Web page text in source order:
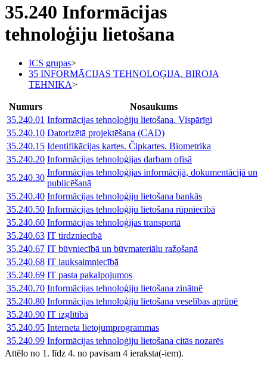
35.240 Informācijas
tehnoloģiju lietošana
ICS grupas>
35 INFORMĀCIJAS TEHNOLOĢIJA. BIROJA
TEHNIKA>
Numurs
Nosaukums
35.240.01 Informācijas tehnoloģiju lietošana. Vispārīgi
35.240.10 Datorizētā projektēšana (CAD)
35.240.15 Identifikācijas kartes. Čipkartes. Biometrika
35.240.20 Informācijas tehnoloģijas darbam ofisā
35.240.30
Informācijas tehnoloģijas informācijā, dokumentācijā un
publicēšanā
35.240.40 Informācijas tehnoloģiju lietošana bankās
35.240.50 Informācijas tehnoloģiju lietošana rūpniecībā
35.240.60 Informācijas tehnoloģijas transportā
35.240.63 IT tirdzniecībā
35.240.67 IT būvniecībā un būvmateriālu ražošanā
35.240.68 IT lauksaimniecībā
35.240.69 IT pasta pakalpojumos
35.240.70 Informācijas tehnoloģiju lietošana zinātnē
35.240.80 Informācijas tehnoloģiju lietošana veselības aprūpē
35.240.90 IT izglītībā
35.240.95 Interneta lietojumprogrammas
35.240.99 Informācijas tehnoloģiju lietošana citās nozarēs
Attēlo no 1. līdz 4. no pavisam 4 ieraksta(-iem).